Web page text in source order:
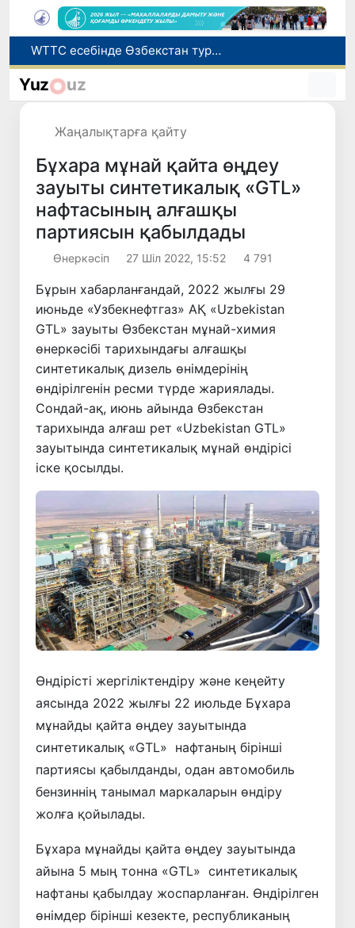
Мүмкіндігі шектеулі талапкерлерге қабылдау емтихандарында қосымша уақыт беріледі
Беларусьтен Өзбекстанға екінші тікелей жүк пойызы жөнелтілді
Yuz uz
Жаңалықтарға қайту
Бұхара мұнай қайта өңдеу
зауыты синтетикалық «GTL»
нафтасының алғашқы
партиясын қабылдады
Өнеркәсіп 27 Шіл 2022, 15:52 4 791
Бұрын хабарланғандай, 2022 жылғы 29
июньде «Узбекнефтгаз» АҚ «Uzbekistan
GTL» зауыты Өзбекстан мұнай-химия
өнеркәсібі тарихындағы алғашқы
синтетикалық дизель өнімдерінің
өндірілгенін ресми түрде жариялады.
Сондай-ақ, июнь айында Өзбекстан
тарихында алғаш рет «Uzbekistan GTL»
зауытында синтетикалық мұнай өндірісі
іске қосылды.
Өндірісті жергіліктендіру және кеңейту
аясында 2022 жылғы 22 июльде Бұхара
мұнайды қайта өңдеу зауытында
синтетикалық «GTL» нафтаның бірінші
партиясы қабылданды, одан автомобиль
бензиннің танымал маркаларын өндіру
жолға қойылады.
Бұхара мұнайды қайта өңдеу зауытында
айына 5 мың тонна «GTL» синтетикалық
нафтаны қабылдау жоспарланған. Өндірілген
өнімдер бірінші кезекте, республиканың